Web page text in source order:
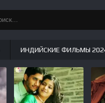
ИНДИЙСКИЕ ФИЛЬМЫ